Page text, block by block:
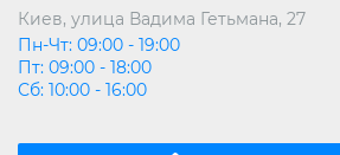
Киев, улица Вадима Гетьмана, 27
Пн-Чт: 09:00 - 19:00
Пт: 09:00 - 18:00
Сб: 10:00 - 16:00